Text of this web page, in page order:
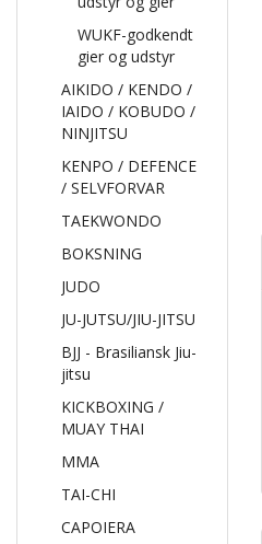
WUKF-godkendt
gier og udstyr
AIKIDO / KENDO /
IAIDO / KOBUDO /
NINJITSU
KENPO / DEFENCE
/ SELVFORVAR
TAEKWONDO
BOKSNING
JUDO
JU-JUTSU/JIU-JITSU
BJJ - Brasiliansk Jiu-
jitsu
KICKBOXING /
MUAY THAI
MMA
TAI-CHI
CAPOIERA